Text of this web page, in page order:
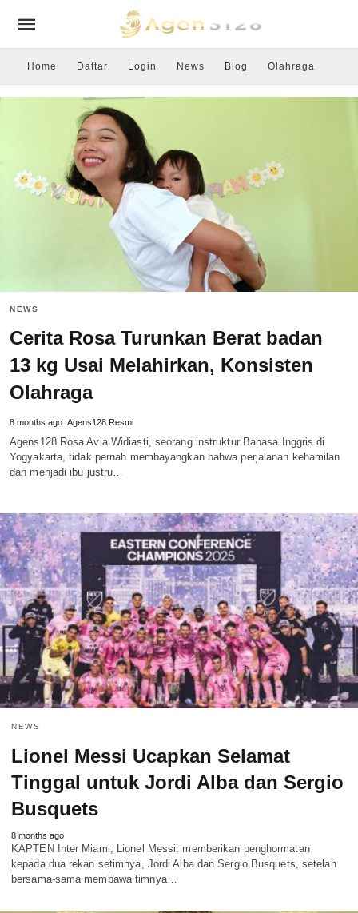
Home Daftar Login News Blog Olahraga
NEWS
Cerita Rosa Turunkan Berat badan
13 kg Usai Melahirkan, Konsisten
Olahraga
8 months ago Agens128 Resmi
Agens128 Rosa Avia Widiasti, seorang instruktur Bahasa Inggris di
Yogyakarta, tidak pernah membayangkan bahwa perjalanan kehamilan
dan menjadi ibu justru…
NEWS
Lionel Messi Ucapkan Selamat
Tinggal untuk Jordi Alba dan Sergio
Busquets
8 months ago
KAPTEN Inter Miami, Lionel Messi, memberikan penghormatan
kepada dua rekan setimnya, Jordi Alba dan Sergio Busquets, setelah
bersama-sama membawa timnya…